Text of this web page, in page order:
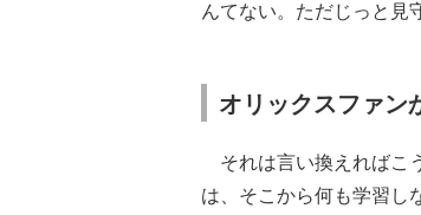
んてない。ただじっと見
オリックスファン
それは言い換えればこ
は、そこから何も学習し